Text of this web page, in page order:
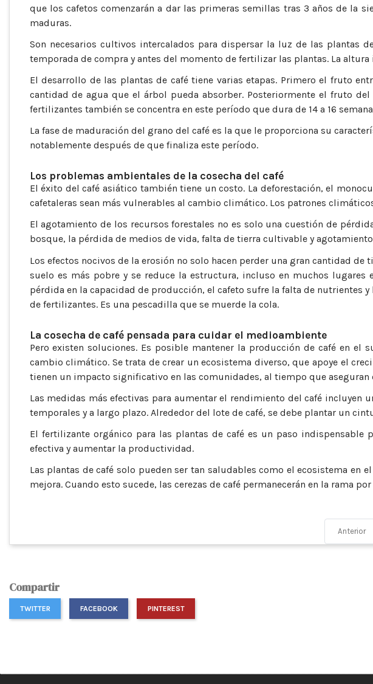
que los cafetos comenzarán a dar las primeras semillas tras 3 años de la
maduras.
Son necesarios cultivos intercalados para dispersar la luz de las plantas
temporada de compra y antes del momento de fertilizar las plantas. La altura
El desarrollo de las plantas de café tiene varias etapas. Primero el fruto
cantidad de agua que el árbol pueda absorber. Posteriormente el fruto
fertilizantes también se concentra en este período que dura de 14 a 16
La fase de maduración del grano del café es la que le proporciona su
notablemente después de que finaliza este período.
Los problemas ambientales de la cosecha del café
El éxito del café asiático también tiene un costo. La deforestación, el
cafetaleras sean más vulnerables al cambio climático. Los patrones
El agotamiento de los recursos forestales no es solo una cuestión de
bosque, la pérdida de medios de vida, falta de tierra cultivable y
Los efectos nocivos de la erosión no solo hacen perder una gran cantidad
suelo es más pobre y se reduce la estructura, incluso en muchos
pérdida en la capacidad de producción, el cafeto sufre la falta de nutrientes
de fertilizantes. Es una pescadilla que se muerde la cola.
La cosecha de café pensada para cuidar el medioambiente
Pero existen soluciones. Es posible mantener la producción de café en
cambio climático. Se trata de crear un ecosistema diverso, que apoye el
tienen un impacto significativo en las comunidades, al tiempo que aseguran
Las medidas más efectivas para aumentar el rendimiento del café
temporales y a largo plazo. Alrededor del lote de café, se debe plantar un
El fertilizante orgánico para las plantas de café es un paso
efectiva y aumentar la productividad.
Las plantas de café solo pueden ser tan saludables como el ecosistema en
mejora. Cuando esto sucede, las cerezas de café permanecerán en la rama
Anterior
Compartir
TWITTER FACEBOOK PINTEREST